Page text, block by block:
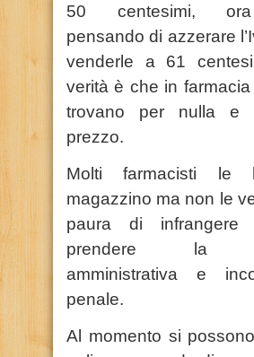
50 centesimi,
pensando di azzerare
venderle a 61
verità è che in
trovano per nulla e
prezzo.
Molti farmacisti le
magazzino ma non le
paura di infrangere
prendere la
amministrativa e
penale.
Al momento si